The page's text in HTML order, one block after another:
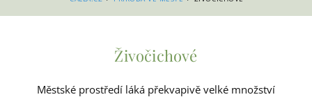
Živočichové
Městské prostředí láká překvapivě velké množství